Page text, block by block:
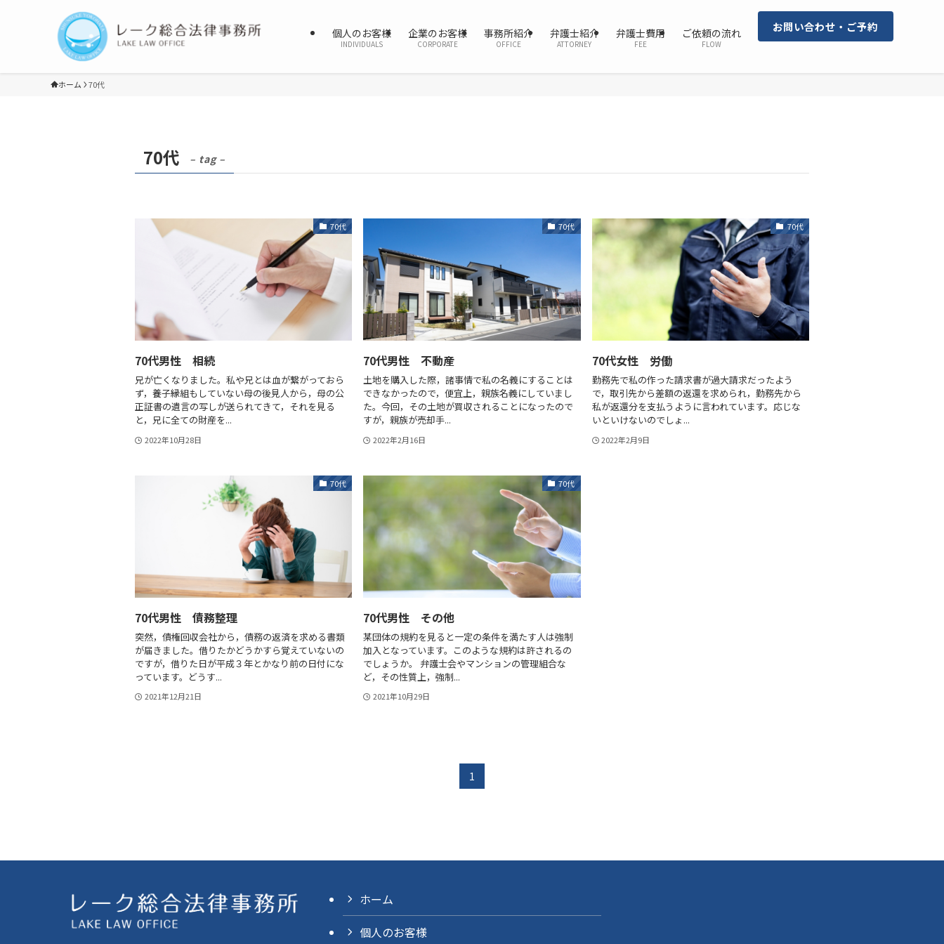
個人のお客様
INDIVIDUALS
企業のお客様
CORPORATE
事務所紹介
OFFICE
弁護士紹介
ATTORNEY
弁護士費用
FEE
ご依頼の流れ
FLOW
お問い合わせ・ご予約
ホーム 70代
70代 – tag –
70代
70代男性 相続
兄が亡くなりました。私や兄とは血が繋がっておら
ず，養子縁組もしていない母の後見人から，母の公
正証書の遺言の写しが送られてきて，それを見る
と，兄に全ての財産を...
2022年10月28日
70代
70代男性 不動産
土地を購入した際，諸事情で私の名義にすることは
できなかったので，便宜上，親族名義にしていまし
た。今回，その土地が買収されることになったので
すが，親族が売却手...
2022年2月16日
70代
70代女性 労働
勤務先で私の作った請求書が過大請求だったよう
で，取引先から差額の返還を求められ，勤務先から
私が返還分を支払うように言われています。応じな
いといけないのでしょ...
2022年2月9日
70代
70代男性 債務整理
突然，債権回収会社から，債務の返済を求める書類
が届きました。借りたかどうかすら覚えていないの
ですが，借りた日が平成３年とかなり前の日付にな
っています。どうす...
2021年12月21日
70代
70代男性 その他
某団体の規約を見ると一定の条件を満たす人は強制
加入となっています。このような規約は許されるの
でしょうか。 弁護士会やマンションの管理組合な
ど，その性質上，強制...
2021年10月29日
1
ホーム
個人のお客様